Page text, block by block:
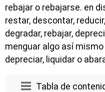
rebajar o rebajarse. en
restar, descontar,
degradar, rebajar,
menguar algo así
depreciar, liquidar o
Tabla de